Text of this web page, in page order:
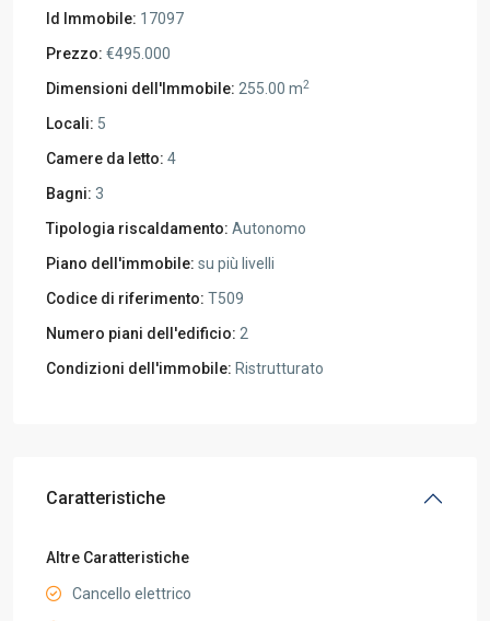
Id Immobile: 17097
Prezzo: €495.000
Dimensioni dell'Immobile: 255.00 m2
Locali: 5
Camere da letto: 4
Bagni: 3
Tipologia riscaldamento: Autonomo
Piano dell'immobile: su più livelli
Codice di riferimento: T509
Numero piani dell'edificio: 2
Condizioni dell'immobile: Ristrutturato
Caratteristiche
Altre Caratteristiche
Cancello elettrico